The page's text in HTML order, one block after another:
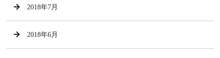
2018年7月
2018年6月